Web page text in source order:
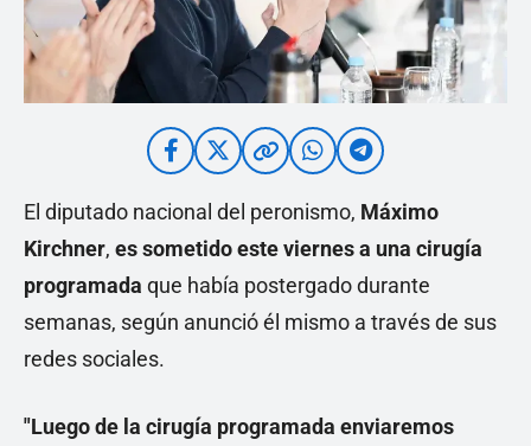
El diputado nacional del peronismo, Máximo
Kirchner, es sometido este viernes a una cirugía
programada que había postergado durante
semanas, según anunció él mismo a través de sus
redes sociales.
"Luego de la cirugía programada enviaremos